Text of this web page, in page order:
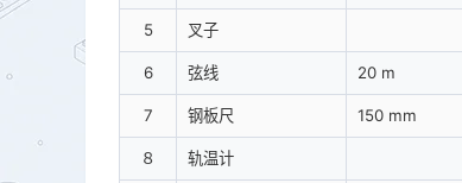
5 叉子
6 弦线 20 m
7 钢板尺 150 mm
８ 轨温计